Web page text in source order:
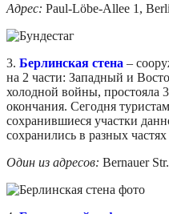
Адрес: Paul-Löbe-Allee 1,
3. Берлинская стена –
на 2 части: Западный и
холодной войны, простояла
окончания. Сегодня
сохранившиеся участки
сохранились в разных частях
Один из адресов: Bernauer